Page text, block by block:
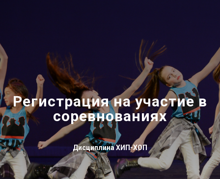
Регистрация на участие в
соревнованиях
Дисциплина ХИП-ХОП